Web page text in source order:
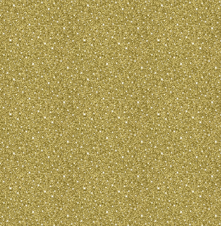
родился кобель с эффектными
конечностях. Было принято решение
потомстве, и его повязали с сукой,
удлиненную шерсть. Так был
вариант той - терьера, который
длинношерстный той â€“ терьер.
сыграла московский кинолог
В ходе многолетнего изолированного
специфическом направлении была
русский той - терьер в его двух
короткошерстный.
ЛИЦЕВАЯ ЧАСТЬ